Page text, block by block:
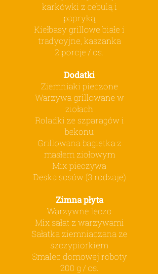
karkówki z cebulą i
papryką
Kiełbasy grillowe białe i
tradycyjne, kaszanka
2 porcje / os.
Dodatki
Ziemniaki pieczone
Warzywa grillowane w
ziołach
Roladki ze szparagów i
bekonu
Grillowana bagietka z
masłem ziołowym
Mix pieczywa
Deska sosów (3 rodzaje)
Zimna płyta
Warzywne leczo
Mix sałat z warzywami
Sałatka ziemniaczana ze
szczypiorkiem
Smalec domowej roboty
200 g / os.